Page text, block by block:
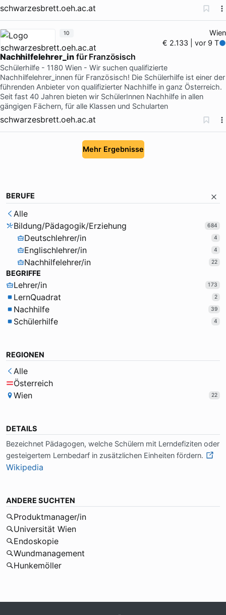
schwarzesbrett.oeh.ac.at
Wien
€ 2.133 | vor 9 T
Nachhilfelehrer_in für Französisch
Schülerhilfe - 1180 Wien - Wir suchen qualifizierte
Nachhilfelehrer_innen für Französisch! Die Schülerhilfe ist einer der
führenden Anbieter von qualifizierter Nachhilfe in ganz Österreich.
Seit fast 40 Jahren bieten wir SchülerInnen Nachhilfe in allen
gängigen Fächern, für alle Klassen und Schularten
schwarzesbrett.oeh.ac.at
10
Mehr Ergebnisse
BERUFE
Alle
Bildung/Pädagogik/Erziehung
684
Deutschlehrer/in 4
Englischlehrer/in 4
Nachhilfelehrer/in 22
BEGRIFFE
Lehrer/in 173
LernQuadrat 2
Nachhilfe 39
Schülerhilfe 4
REGIONEN
Alle
Österreich
Wien
22
DETAILS
Be­zeich­net Päd­ago­gen, wel­che Schü­lern mit Lern­de­fi­zi­ten oder
ge­stei­ger­tem Lern­be­darf in zu­sätz­li­chen Ein­hei­ten för­dern.
Wikipedia
ANDERE SUCHTEN
Produktmanager/in
Universität Wien
Endoskopie
Wundmanagement
Hunkemöller